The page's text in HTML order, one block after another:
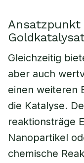
Gleichzeitig
aber auch
einen weiteren
die Katalyse.
reaktionsträge
Nanopartikel
chemische